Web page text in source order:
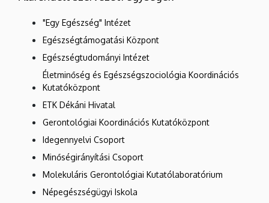
"Egy Egészség" Intézet
Egészségtámogatási Központ
Egészségtudományi Intézet
Életminőség és Egészségszociológia Koordinációs
Kutatóközpont
ETK Dékáni Hivatal
Gerontológiai Koordinációs Kutatóközpont
Idegennyelvi Csoport
Minőségirányítási Csoport
Molekuláris Gerontológiai Kutatólaboratórium
Népegészségügyi Iskola